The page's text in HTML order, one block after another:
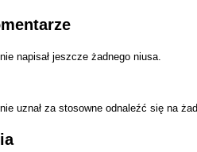
napisał jeszcze żadnego niusa.
uznał za stosowne odnaleźć się na